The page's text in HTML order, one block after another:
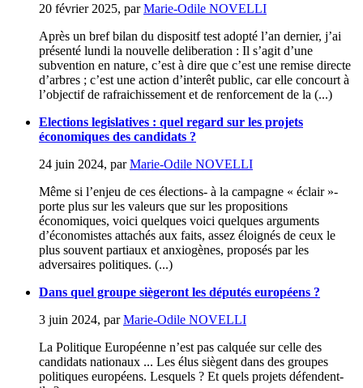
20 février 2025, parMarie-Odile NOVELLI
Après un bref bilan du dispositf test adopté l’an dernier, j’ai
présenté lundi la nouvelle deliberation : Il s’agit d’une
subvention en nature, c’est à dire que c’est une remise directe
d’arbres ; c’est une action d’interêt public, car elle concourt à
l’objectif de rafraichissement et de renforcement de la (...)
Elections legislatives : quel regard sur les projets
économiques des candidats ?
24 juin 2024, parMarie-Odile NOVELLI
Même si l’enjeu de ces élections- à la campagne « éclair »-
porte plus sur les valeurs que sur les propositions
économiques, voici quelques voici quelques arguments
d’économistes attachés aux faits, assez éloignés de ceux le
plus souvent partiaux et anxiogènes, proposés par les
adversaires politiques. (...)
Dans quel groupe siègeront les députés européens ?
3 juin 2024, parMarie-Odile NOVELLI
La Politique Européenne n’est pas calquée sur celle des
candidats nationaux ... Les élus siègent dans des groupes
politiques européens. Lesquels ? Et quels projets défendent-